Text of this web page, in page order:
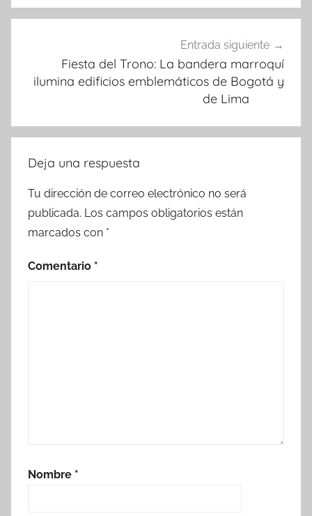
Entrada siguiente
Fiesta del Trono: La bandera marroquí
ilumina edificios emblemáticos de Bogotá y
de Lima
Deja una respuesta
Tu dirección de correo electrónico no será
publicada. Los campos obligatorios están
marcados con *
Comentario *
Nombre *